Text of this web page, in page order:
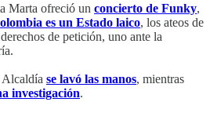
Marta ofreció un concierto de Funky,
es un Estado laico, los ateos de
de petición, uno ante la
Alcaldía se lavó las manos, mientras
investigación.